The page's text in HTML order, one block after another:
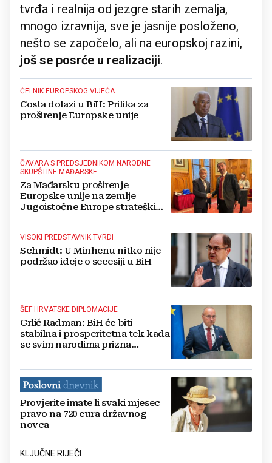
tvrđa i realnija od jezgre starih zemalja,
mnogo izravnija, sve je jasnije posloženo,
nešto se započelo, ali na europskoj razini,
još se posrće u realizaciji.
ČELNIK EUROPSKOG VIJEĆA
Costa dolazi u BiH: Prilika za
proširenje Europske unije
ČAVARA S PREDSJEDNIKOM NARODNE
SKUPŠTINE MAĐARSKE
Za Mađarsku proširenje
Europske unije na zemlje
Jugoistočne Europe strateški
VISOKI PREDSTAVNIK TVRDI
Schmidt: U Minhenu nitko nije
podržao ideje o secesiji u BiH
ŠEF HRVATSKE DIPLOMACIJE
Grlić Radman: BiH će biti
stabilna i prosperitetna tek kada
se svim narodima prizna
Provjerite imate li svaki mjesec
pravo na 720 eura državnog
novca
KLJUČNE RIJEČI